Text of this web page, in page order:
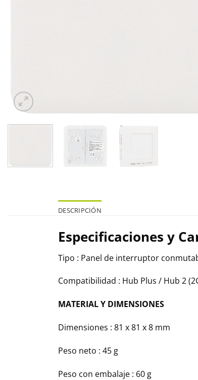
DESCRIPCIÓN
Especificaciones y
Tipo : Panel de interruptor
Compatibilidad : Hub Plus / Hub 2
MATERIAL Y DIMENSIONES
Dimensiones : 81 x 81 x 8 mm
Peso neto : 45 g
Peso con embalaje : 60 g